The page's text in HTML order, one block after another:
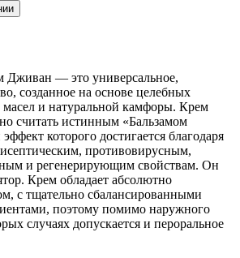
Дживан — это универсальное,
созданное на основе целебных
масел и натуральной камфоры. Крем
считать истинным «Бальзамом
которого достигается благодаря
противовирусным,
и регенерирующим свойствам. Он
Крем обладает абсолютно
с тщательно сбалансированными
поэтому помимо наружного
случаях допускается и пероральное